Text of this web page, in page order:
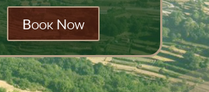
Book Now